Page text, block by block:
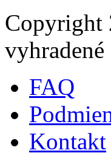
Copyright
vyhradené
FAQ
Kontakt